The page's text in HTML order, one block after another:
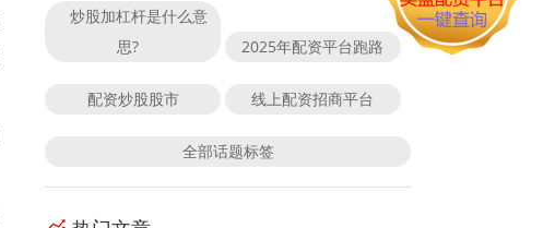
炒股加杠杆是什么意
思?
2025年配资平台跑路
配资炒股股市 线上配资招商平台
全部话题标签